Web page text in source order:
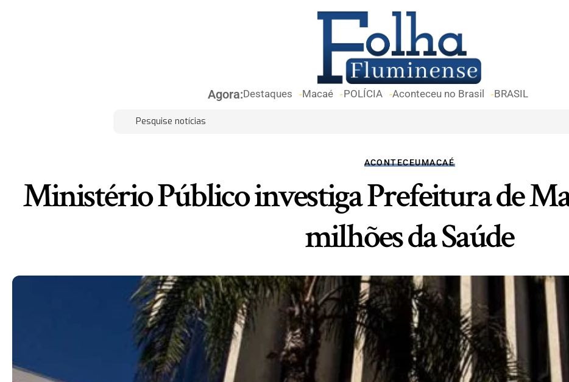
Agora:Destaques Macaé POLÍCIA Aconteceu no Brasil BRASIL
ACONTECEUMACAÉ
Ministério Público investiga Prefeitura de
milhões da Saúde